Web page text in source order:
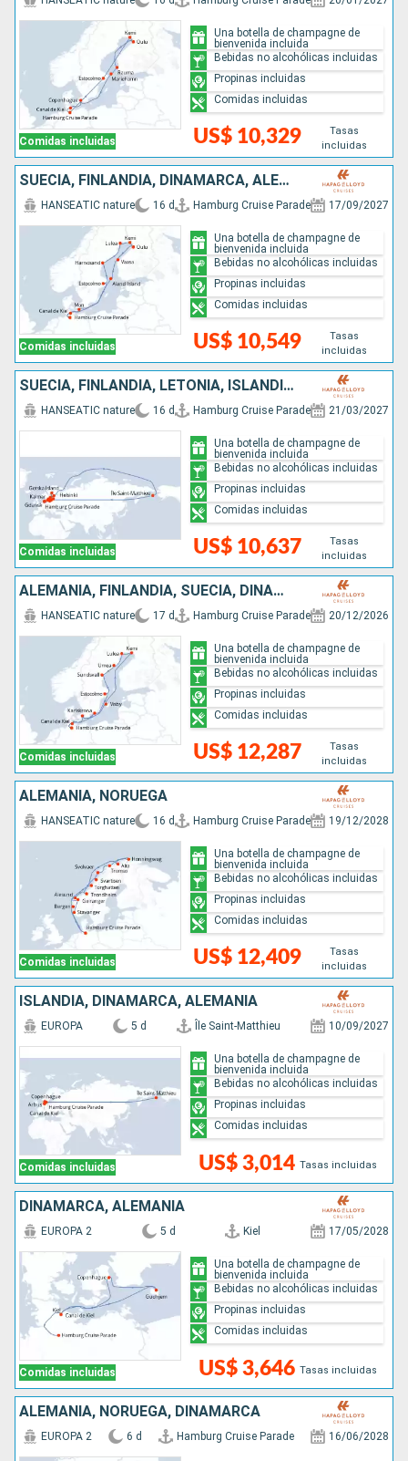
Comidas incluidas US$ 10,329
Tasas
incluidas
Una botella de champagne de
bienvenida incluida
Bebidas no alcohólicas incluidas
Propinas incluidas
Comidas incluidas
SUECIA, FINLANDIA, DINAMARCA, ALEMANIA
Comidas incluidas
HANSEATIC nature 16 d Hamburg Cruise Parade 17/09/2027
US$ 10,549
Tasas
incluidas
Una botella de champagne de
bienvenida incluida
Bebidas no alcohólicas incluidas
Propinas incluidas
Comidas incluidas
SUECIA, FINLANDIA, LETONIA, ISLANDIA, LITUANIA, POLONIA, DINAMARCA, ALEMANIA
Comidas incluidas
HANSEATIC nature 16 d Hamburg Cruise Parade 21/03/2027
US$ 10,637
Tasas
incluidas
Una botella de champagne de
bienvenida incluida
Bebidas no alcohólicas incluidas
Propinas incluidas
Comidas incluidas
ALEMANIA, FINLANDIA, SUECIA, DINAMARCA
Comidas incluidas
HANSEATIC nature 17 d Hamburg Cruise Parade 20/12/2026
US$ 12,287
Tasas
incluidas
Una botella de champagne de
bienvenida incluida
Bebidas no alcohólicas incluidas
Propinas incluidas
Comidas incluidas
ALEMANIA, NORUEGA
Comidas incluidas
HANSEATIC nature 16 d Hamburg Cruise Parade 19/12/2028
US$ 12,409
Tasas
incluidas
Una botella de champagne de
bienvenida incluida
Bebidas no alcohólicas incluidas
Propinas incluidas
Comidas incluidas
ISLANDIA, DINAMARCA, ALEMANIA
Comidas incluidas
EUROPA 5 d Île Saint-Matthieu 10/09/2027
US$ 3,014 Tasas incluidas
Una botella de champagne de
bienvenida incluida
Bebidas no alcohólicas incluidas
Propinas incluidas
Comidas incluidas
DINAMARCA, ALEMANIA
Comidas incluidas
EUROPA 2 5 d Kiel 17/05/2028
US$ 3,646 Tasas incluidas
Una botella de champagne de
bienvenida incluida
Bebidas no alcohólicas incluidas
Propinas incluidas
Comidas incluidas
ALEMANIA, NORUEGA, DINAMARCA
EUROPA 2 6 d Hamburg Cruise Parade 16/06/2028